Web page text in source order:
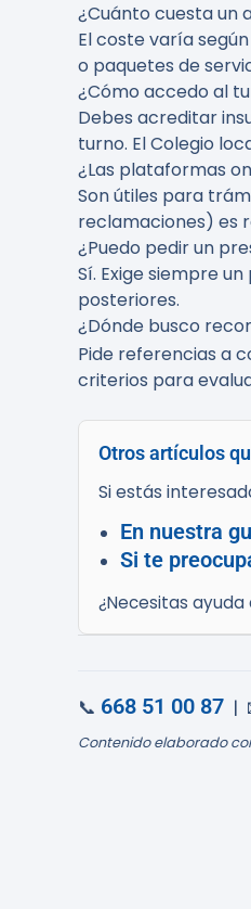
¿Cuánto cuesta un
El coste varía
o paquetes de
¿Cómo accedo al
Debes acreditar
turno. El Colegio
¿Las plataformas
Son útiles para
reclamaciones) es
¿Puedo pedir un
Sí. Exige siempre
posteriores.
¿Dónde busco
Pide referencias a
criterios para
Otros artículos
Si estás
En nuestra
Si te
¿Necesitas ayuda
📞 668 51 00 87 |
Contenido elaborado